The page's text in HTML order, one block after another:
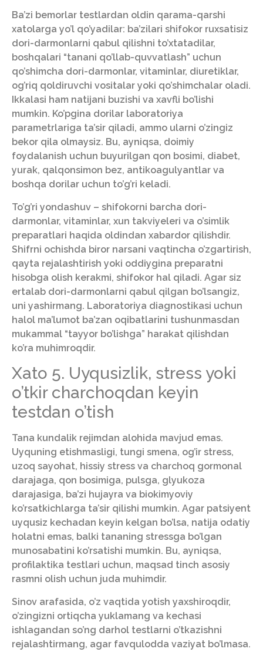
Ba’zi bemorlar testlardan oldin qarama-qarshi
xatolarga yo’l qo’yadilar: ba’zilari shifokor ruxsatisiz
dori-darmonlarni qabul qilishni to’xtatadilar,
boshqalari “tanani qo’llab-quvvatlash” uchun
qo’shimcha dori-darmonlar, vitaminlar, diuretiklar,
og’riq qoldiruvchi vositalar yoki qo’shimchalar oladi.
Ikkalasi ham natijani buzishi va xavfli bo’lishi
mumkin. Ko’pgina dorilar laboratoriya
parametrlariga ta’sir qiladi, ammo ularni o’zingiz
bekor qila olmaysiz. Bu, ayniqsa, doimiy
foydalanish uchun buyurilgan qon bosimi, diabet,
yurak, qalqonsimon bez, antikoagulyantlar va
boshqa dorilar uchun to’g’ri keladi.
To’g’ri yondashuv – shifokorni barcha dori-
darmonlar, vitaminlar, xun takviyeleri va o’simlik
preparatlari haqida oldindan xabardor qilishdir.
Shifrni ochishda biror narsani vaqtincha o’zgartirish,
qayta rejalashtirish yoki oddiygina preparatni
hisobga olish kerakmi, shifokor hal qiladi. Agar siz
ertalab dori-darmonlarni qabul qilgan bo’lsangiz,
uni yashirmang. Laboratoriya diagnostikasi uchun
halol ma’lumot ba’zan oqibatlarini tushunmasdan
mukammal “tayyor bo’lishga” harakat qilishdan
ko’ra muhimroqdir.
Xato 5. Uyqusizlik, stress yoki
o’tkir charchoqdan keyin
testdan o’tish
Tana kundalik rejimdan alohida mavjud emas.
Uyquning etishmasligi, tungi smena, og’ir stress,
uzoq sayohat, hissiy stress va charchoq gormonal
darajaga, qon bosimiga, pulsga, glyukoza
darajasiga, ba’zi hujayra va biokimyoviy
ko’rsatkichlarga ta’sir qilishi mumkin. Agar patsiyent
uyqusiz kechadan keyin kelgan bo’lsa, natija odatiy
holatni emas, balki tananing stressga bo’lgan
munosabatini ko’rsatishi mumkin. Bu, ayniqsa,
profilaktika testlari uchun, maqsad tinch asosiy
rasmni olish uchun juda muhimdir.
Sinov arafasida, o’z vaqtida yotish yaxshiroqdir,
o’zingizni ortiqcha yuklamang va kechasi
ishlagandan so’ng darhol testlarni o’tkazishni
rejalashtirmang, agar favqulodda vaziyat bo’lmasa.